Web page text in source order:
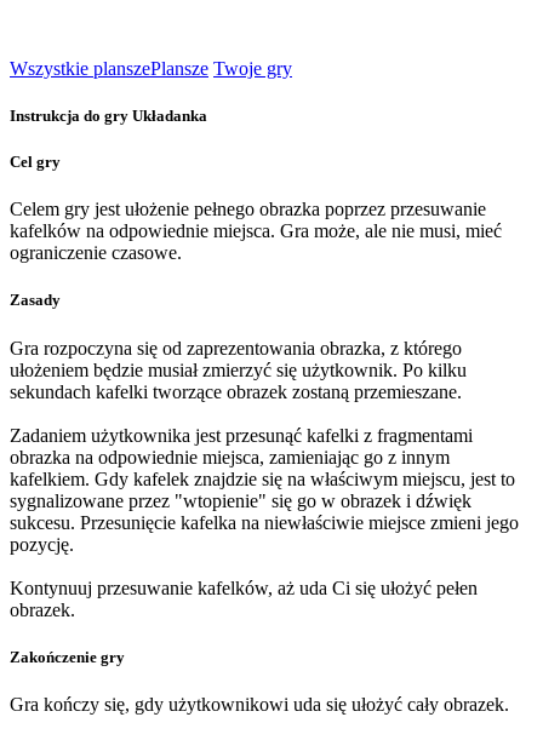
Wszystkie planszePlansze Twoje gry
Instrukcja do gry Układanka
Cel gry
Celem gry jest ułożenie pełnego obrazka poprzez przesuwanie
kafelków na odpowiednie miejsca. Gra może, ale nie musi, mieć
ograniczenie czasowe.
Zasady
Gra rozpoczyna się od zaprezentowania obrazka, z którego
ułożeniem będzie musiał zmierzyć się użytkownik. Po kilku
sekundach kafelki tworzące obrazek zostaną przemieszane.
Zadaniem użytkownika jest przesunąć kafelki z fragmentami
obrazka na odpowiednie miejsca, zamieniając go z innym
kafelkiem. Gdy kafelek znajdzie się na właściwym miejscu, jest to
sygnalizowane przez "wtopienie" się go w obrazek i dźwięk
sukcesu. Przesunięcie kafelka na niewłaściwie miejsce zmieni jego
pozycję.
Kontynuuj przesuwanie kafelków, aż uda Ci się ułożyć pełen
obrazek.
Zakończenie gry
Gra kończy się, gdy użytkownikowi uda się ułożyć cały obrazek.